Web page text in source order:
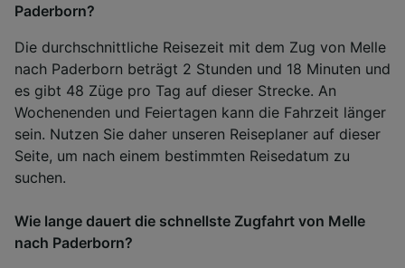
Paderborn?
Die durchschnittliche Reisezeit mit dem Zug von Melle
nach Paderborn beträgt 2 Stunden und 18 Minuten und
es gibt 48 Züge pro Tag auf dieser Strecke. An
Wochenenden und Feiertagen kann die Fahrzeit länger
sein. Nutzen Sie daher unseren Reiseplaner auf dieser
Seite, um nach einem bestimmten Reisedatum zu
suchen.
Wie lange dauert die schnellste Zugfahrt von Melle
nach Paderborn?